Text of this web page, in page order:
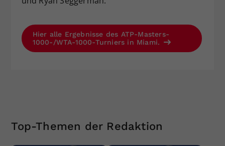
Hier alle Ergebnisse des ATP-Masters-
1000-/WTA-1000-Turniers in Miami.
Top-Themen der Redaktion